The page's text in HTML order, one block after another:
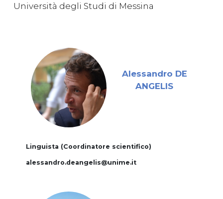
Università degli Studi di Messina
Alessandro DE
ANGELIS
Linguista (Coordinatore scientifico)
alessandro.deangelis@unime.it